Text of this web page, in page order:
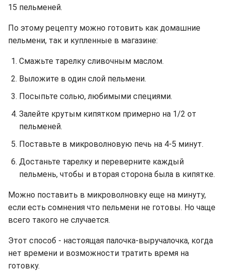
15 пельменей.
По этому рецепту можно готовить как домашние
пельмени, так и купленные в магазине:
Смажьте тарелку сливочным маслом.
Выложите в один слой пельмени.
Посыпьте солью, любимыми специями.
Залейте крутым кипятком примерно на 1/2 от
пельменей.
Поставьте в микроволновую печь на 4-5 минут.
Достаньте тарелку и переверните каждый
пельмень, чтобы и вторая сторона была в кипятке.
Можно поставить в микроволновку еще на минуту,
если есть сомнения что пельмени не готовы. Но чаще
всего такого не случается.
Этот способ - настоящая палочка-выручалочка, когда
нет времени и возможности тратить время на
готовку.